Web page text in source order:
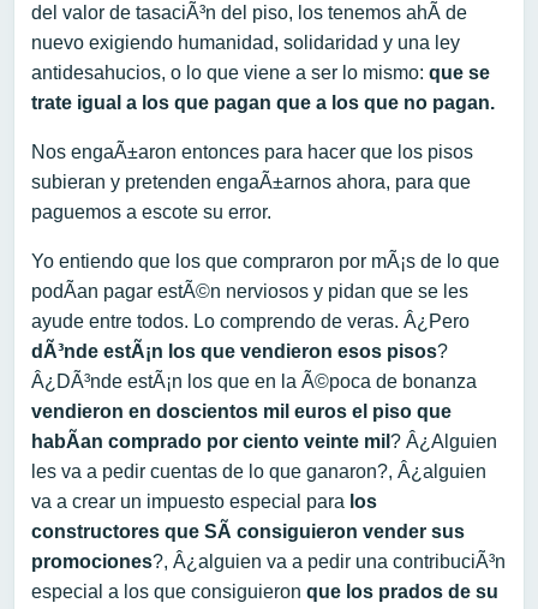
del valor de tasaciÃ³n del piso, los tenemos ahÃ­ de
nuevo exigiendo humanidad, solidaridad y una ley
antidesahucios, o lo que viene a ser lo mismo: que se
trate igual a los que pagan que a los que no pagan.
Nos engaÃ±aron entonces para hacer que los pisos
subieran y pretenden engaÃ±arnos ahora, para que
paguemos a escote su error.
Yo entiendo que los que compraron por mÃ¡s de lo que
podÃ­an pagar estÃ©n nerviosos y pidan que se les
ayude entre todos. Lo comprendo de veras. Â¿Pero
dÃ³nde estÃ¡n los que vendieron esos pisos?
Â¿DÃ³nde estÃ¡n los que en la Ã©poca de bonanza
vendieron en doscientos mil euros el piso que
habÃ­an comprado por ciento veinte mil ? Â¿Alguien
les va a pedir cuentas de lo que ganaron?, Â¿alguien
va a crear un impuesto especial para los
constructores que SÃ consiguieron vender sus
promociones?, Â¿alguien va a pedir una contribuciÃ³n
especial a los que consiguieron que los prados de su